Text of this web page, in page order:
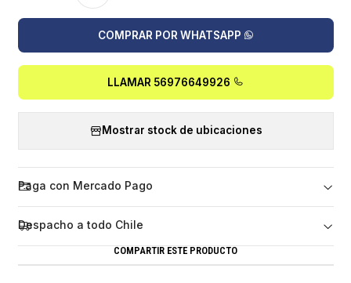
COMPRAR POR WHATSAPP
LLAMAR 56976649926
Mostrar stock de ubicaciones
Paga con Mercado Pago
Despacho a todo Chile
COMPARTIR ESTE PRODUCTO